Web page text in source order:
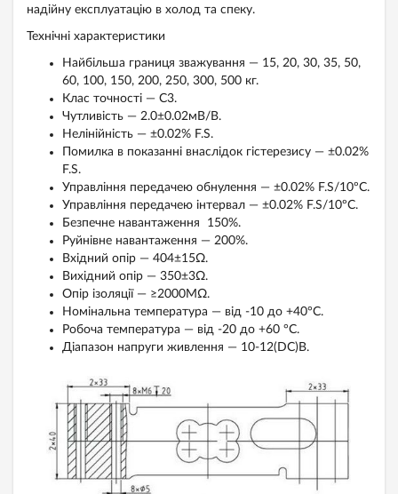
надійну експлуатацію в холод та спеку.
Технічні характеристики
Найбільша границя зважування — 15, 20, 30, 35, 50,
60, 100, 150, 200, 250, 300, 500 кг.
Клас точності — С3.
Чутливість — 2.0±0.02мВ/В.
Нелінійність — ±0.02% F.S.
Помилка в показанні внаслідок гістерезису — ±0.02%
F.S.
Управління передачею обнулення — ±0.02% F.S/10ºС.
Управління передачею інтервал — ±0.02% F.S/10ºС.
Безпечне навантаження 150%.
Руйнівне навантаження — 200%.
Вхідний опір — 404±15Ω.
Вихідний опір — 350±3Ω.
Опір ізоляції — ≥2000MΩ.
Номінальна температура — від -10 до +40°C.
Робоча температура — від -20 до +60 °C.
Діапазон напруги живлення — 10-12(DC)В.